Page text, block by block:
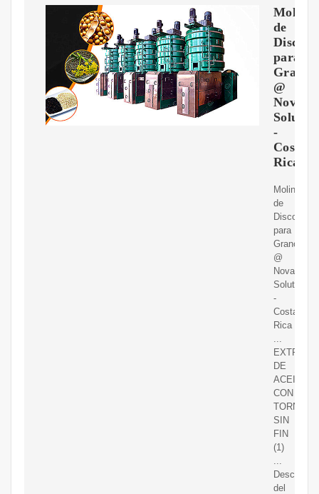
de
Disco
para
Granos
@
-
Costa
Rica
Molinos
de
Disco
para
Granos
@
Novamart
Solution
-
Costa
Rica
DE
ACEITE
CON
TORNILLO
SIN
FIN
(1)
del